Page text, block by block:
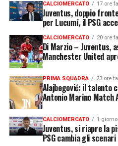
CALCIOMERCATO 17 ore fa
Juventus, doppio
per Lucumí, il PSG
CALCIOMERCATO 20 ore fa
Di Marzio – Juventus,
Manchester United
PRIMA SQUADRA 23 ore fa
Alajbegović: il talento
Antonio Marino Match
CALCIOMERCATO 1
Juventus, si riapre la
PSG cambia gli scenari